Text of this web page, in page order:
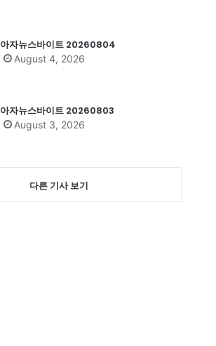
아자뉴스바이트 20260804
August 4, 2026
아자뉴스바이트 20260803
August 3, 2026
다른 기사 보기